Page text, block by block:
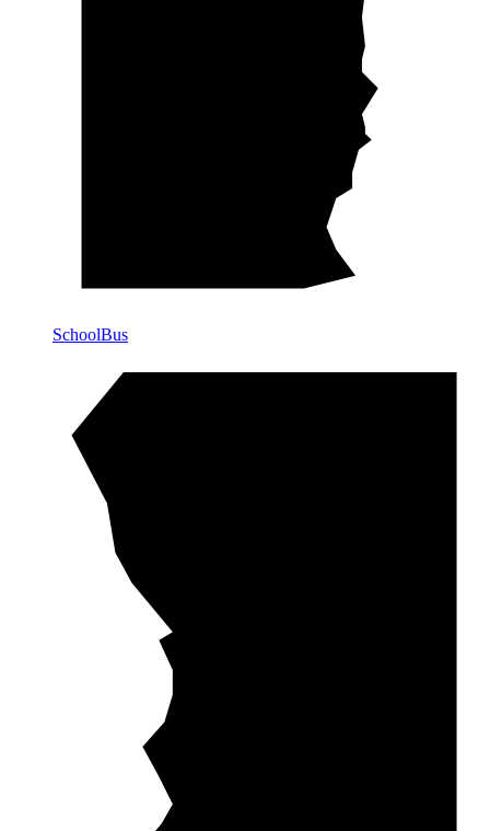
SchoolBus